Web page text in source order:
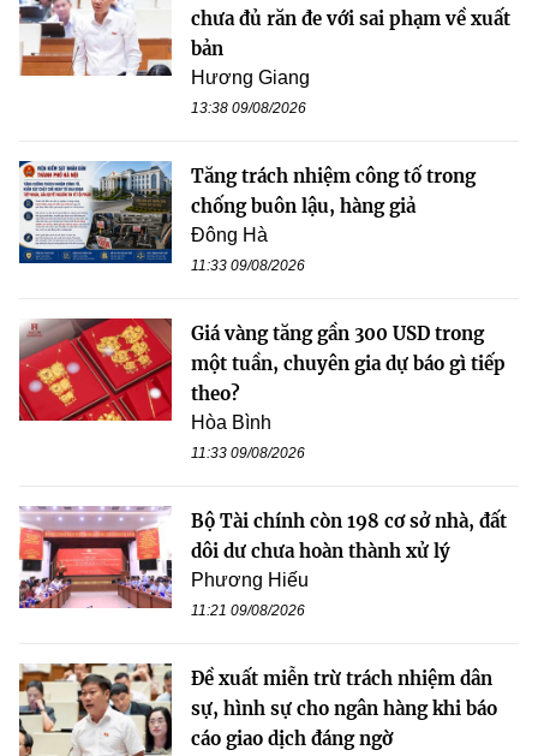
chưa đủ răn đe với sai phạm về xuất
bản
Hương Giang
13:38 09/08/2026
Tăng trách nhiệm công tố trong
chống buôn lậu, hàng giả
Đông Hà
11:33 09/08/2026
Giá vàng tăng gần 300 USD trong
một tuần, chuyên gia dự báo gì tiếp
theo?
Hòa Bình
11:33 09/08/2026
Bộ Tài chính còn 198 cơ sở nhà, đất
dôi dư chưa hoàn thành xử lý
Phương Hiếu
11:21 09/08/2026
Đề xuất miễn trừ trách nhiệm dân
sự, hình sự cho ngân hàng khi báo
cáo giao dịch đáng ngờ